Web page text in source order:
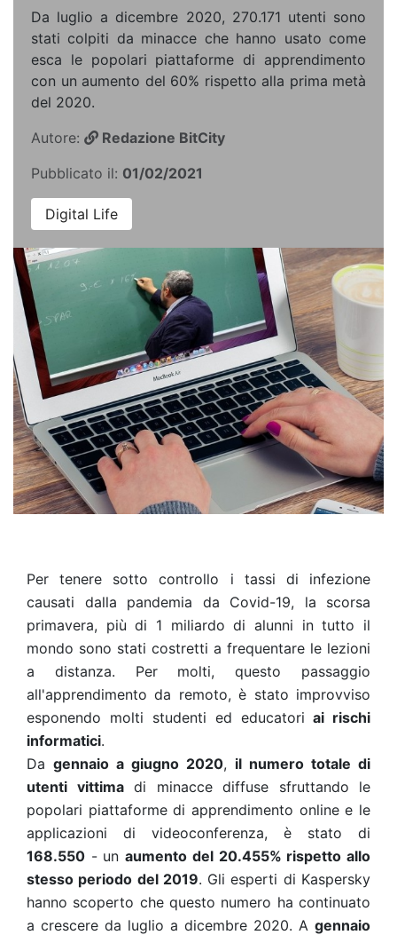
Da luglio a dicembre 2020, 270.171 utenti sono
stati colpiti da minacce che hanno usato come
esca le popolari piattaforme di apprendimento
con un aumento del 60% rispetto alla prima metà
del 2020.
Autore:
Redazione BitCity
Pubblicato il: 01/02/2021
Digital Life
Per tenere sotto controllo i tassi di infezione
causati dalla pandemia da Covid-19, la scorsa
primavera, più di 1 miliardo di alunni in tutto il
mondo sono stati costretti a frequentare le lezioni
a distanza. Per molti, questo passaggio
all'apprendimento da remoto, è stato improvviso
esponendo molti studenti ed educatori ai rischi
informatici.
Da gennaio a giugno 2020, il numero totale di
utenti vittimadi minacce diffuse sfruttando le
popolari piattaforme di apprendimento online e le
applicazioni di videoconferenza, è stato di
168.550 - unaumento del 20.455% rispetto allo
stesso periodo del 2019. Gli esperti di Kaspersky
hanno scoperto che questo numero ha continuato
a crescere da luglio a dicembre 2020. A gennaio